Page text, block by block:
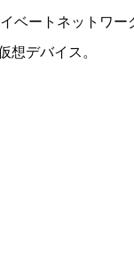
ベートネットワー
デバイス。